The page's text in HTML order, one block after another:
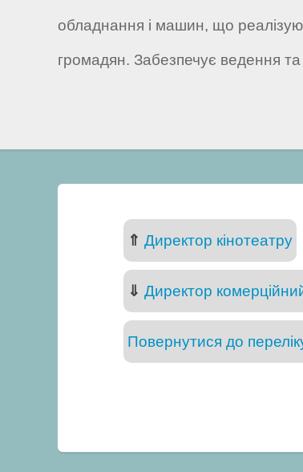
обладнання і машин, що
громадян. Забезпечує ведення та
⇑ Директор кінотеатру
⇓ Директор
Повернутися до